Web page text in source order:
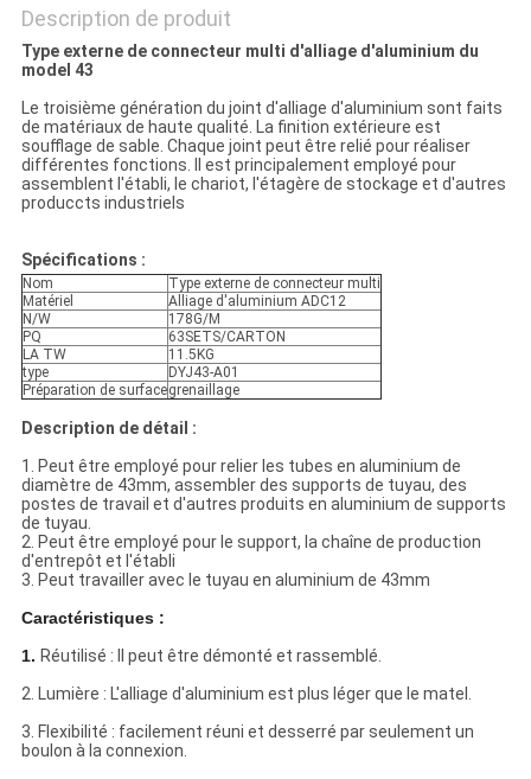
POLICY
Description de produit
Type externe de connecteur multi d'alliage d'aluminium du
model 43
Le troisième génération du joint d'alliage d'aluminium sont faits
de matériaux de haute qualité. La finition extérieure est
soufflage de sable. Chaque joint peut être relié pour réaliser
différentes fonctions. Il est principalement employé pour
assemblent l'établi, le chariot, l'étagère de stockage et d'autres
produccts industriels
Spécifications :
Nom
Type externe de connecteur multi
Matériel
Alliage d'aluminium ADC12
N/W
178G/M
PQ
63SETS/CARTON
LA TW
11.5KG
type
DYJ43-A01
Préparation de surfacegrenaillage
Description de détail :
1. Peut être employé pour relier les tubes en aluminium de
diamètre de 43mm, assembler des supports de tuyau, des
postes de travail et d'autres produits en aluminium de supports
de tuyau.
2. Peut être employé pour le support, la chaîne de production
d'entrepôt et l'établi
3. Peut travailler avec le tuyau en aluminium de 43mm
Caractéristiques :
1. Réutilisé : Il peut être démonté et rassemblé.
2. Lumière : L'alliage d'aluminium est plus léger que le matel.
3. Flexibilité : facilement réuni et desserré par seulement un
boulon à la connexion.